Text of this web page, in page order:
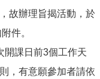
故辦理旨揭活動，於
件。
開課日前3個工作天
，有意願參加者請依